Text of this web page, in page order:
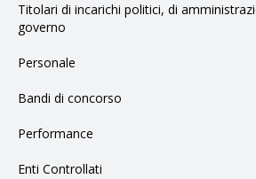
Titolari di incarichi politici, di
governo
Personale
Bandi di concorso
Performance
Enti Controllati